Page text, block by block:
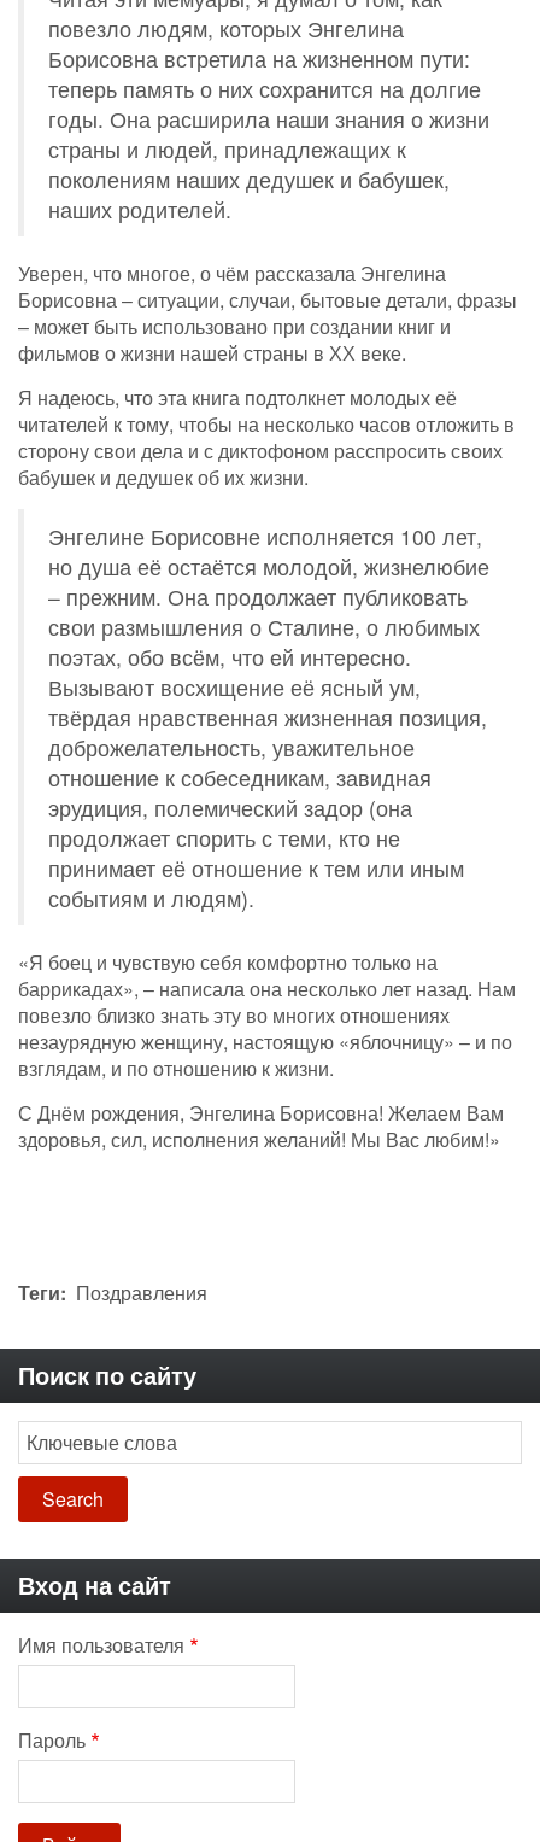
повезло людям, которых Энгелина
Борисовна встретила на жизненном пути:
теперь память о них сохранится на долгие
годы. Она расширила наши знания о жизни
страны и людей, принадлежащих к
поколениям наших дедушек и бабушек,
наших родителей.
Уверен, что многое, о чём рассказала Энгелина
Борисовна – ситуации, случаи, бытовые детали, фразы
– может быть использовано при создании книг и
фильмов о жизни нашей страны в ХХ веке.
Я надеюсь, что эта книга подтолкнет молодых её
читателей к тому, чтобы на несколько часов отложить в
сторону свои дела и с диктофоном расспросить своих
бабушек и дедушек об их жизни.
Энгелине Борисовне исполняется 100 лет,
но душа её остаётся молодой, жизнелюбие
– прежним. Она продолжает публиковать
свои размышления о Сталине, о любимых
поэтах, обо всём, что ей интересно.
Вызывают восхищение её ясный ум,
твёрдая нравственная жизненная позиция,
доброжелательность, уважительное
отношение к собеседникам, завидная
эрудиция, полемический задор (она
продолжает спорить с теми, кто не
принимает её отношение к тем или иным
событиям и людям).
«Я боец и чувствую себя комфортно только на
баррикадах», – написала она несколько лет назад. Нам
повезло близко знать эту во многих отношениях
незаурядную женщину, настоящую «яблочницу» – и по
взглядам, и по отношению к жизни.
С Днём рождения, Энгелина Борисовна! Желаем Вам
здоровья, сил, исполнения желаний! Мы Вас любим!»
Теги Поздравления
Поиск по сайту
Search
Вход на сайт
Имя пользователя
Пароль